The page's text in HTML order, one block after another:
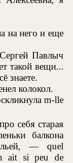
на него и еще
Павлыч
такой вещи...
знаете.
колокол.
m-lle
себя старая
балкона
— quel
ait si peu de